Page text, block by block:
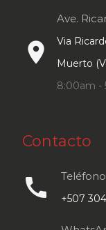
place
Ave.
Via
Muerto
8:00am -
Contacto
call +507